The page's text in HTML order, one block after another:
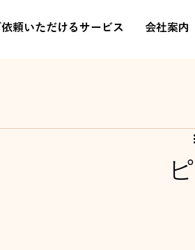
依頼いただけるサービス 会社案内
ント ピ
催